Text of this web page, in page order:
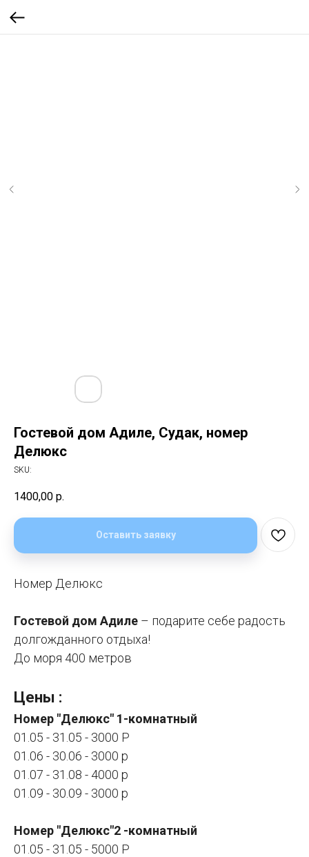
Гостевой дом Адиле, Судак, номер
Делюкс
SKU:
1400,00 р.
Оставить заявку
Номер Делюкс
Гостевой дом Адиле – подарите себе радость
долгожданного отдыха!
До моря 400 метров
Цены :
Номер "Делюкс" 1-комнатный
01.05 - 31.05 - 3000 Р
01.06 - 30.06 - 3000 р
01.07 - 31.08 - 4000 р
01.09 - 30.09 - 3000 р
Номер "Делюкс"2 -комнатный
01.05 - 31.05 - 5000 Р